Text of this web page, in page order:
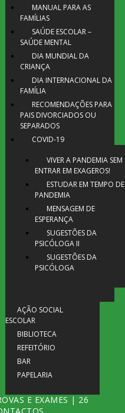
MANUAL PARA AS
FAMÍLIAS
SAÚDE ESCOLAR –
SAÚDE MENTAL
DIA MUNDIAL DA
CRIANÇA
DIA INTERNACIONAL DA
FAMÍLIA
RECOMENDAÇÕES PARA
PAIS DIVORCIADOS OU
SEPARADOS
COVID-19
VIVER A PANDEMIA SEM
ENTRAR EM EXAGEROS!
ESTUDAR EM TEMPO DE
PANDEMIA
MENSAGEM DE
ESPERANÇA
SUGESTÕES DA
PSICÓLOGA II
SUGESTÕES DA
PSICÓLOGA
AÇÃO SOCIAL
ESCOLAR
BIBLIOTECA
REFEITÓRIO
BAR
PAPELARIA
E EXAMES | 26